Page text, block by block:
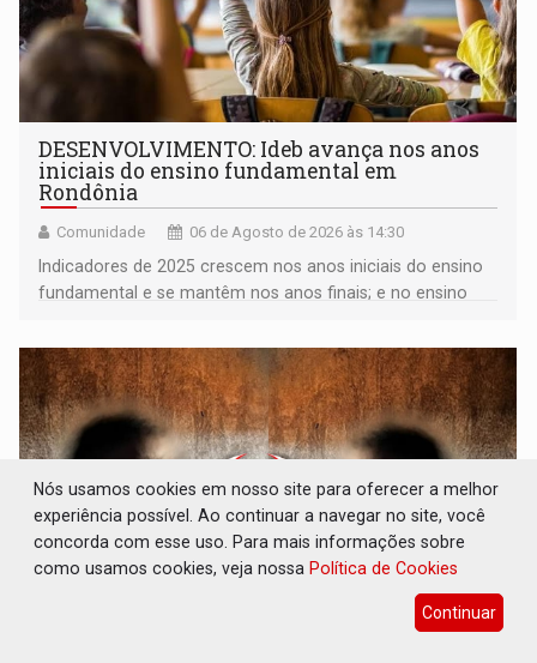
DESENVOLVIMENTO: Ideb avança nos anos
iniciais do ensino fundamental em
Rondônia
Comunidade 06 de Agosto de 2026 às 14:30
Indicadores de 2025 crescem nos anos iniciais do ensino
fundamental e se mantêm nos anos finais; e no ensino
Nós usamos cookies em nosso site para oferecer a melhor
experiência possível. Ao continuar a navegar no site, você
concorda com esse uso. Para mais informações sobre
como usamos cookies, veja nossa Política de Cookies
Continuar